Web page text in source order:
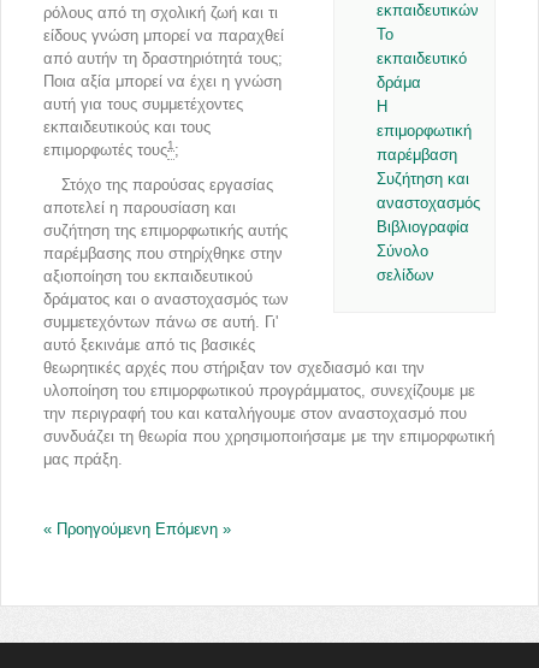
εκπαιδευτικών
Το
εκπαιδευτικό
δράμα
H
επιμορφωτική
παρέμβαση
Συζήτηση και
αναστοχασμός
Βιβλιογραφία
Σύνολο
σελίδων
ρόλους από τη σχολική ζωή και τι
είδους γνώση μπορεί να παραχθεί
από αυτήν τη δραστηριότητά τους;
Ποια αξία μπορεί να έχει η γνώση
αυτή για τους συμμετέχοντες
εκπαιδευτικούς και τους
επιμορφωτές τους1;
Στόχο της παρούσας εργασίας
αποτελεί η παρουσίαση και
συζήτηση της επιμορφωτικής αυτής
παρέμβασης που στηρίχθηκε στην
αξιοποίηση του εκπαιδευτικού
δράματος και ο αναστοχασμός των
συμμετεχόντων πάνω σε αυτή. Γι'
αυτό ξεκινάμε από τις βασικές
θεωρητικές αρχές που στήριξαν τον σχεδιασμό και την
υλοποίηση του επιμορφωτικού προγράμματος, συνεχίζουμε με
την περιγραφή του και καταλήγουμε στον αναστοχασμό που
συνδυάζει τη θεωρία που χρησιμοποιήσαμε με την επιμορφωτική
μας πράξη.
« Προηγούμενη Επόμενη »